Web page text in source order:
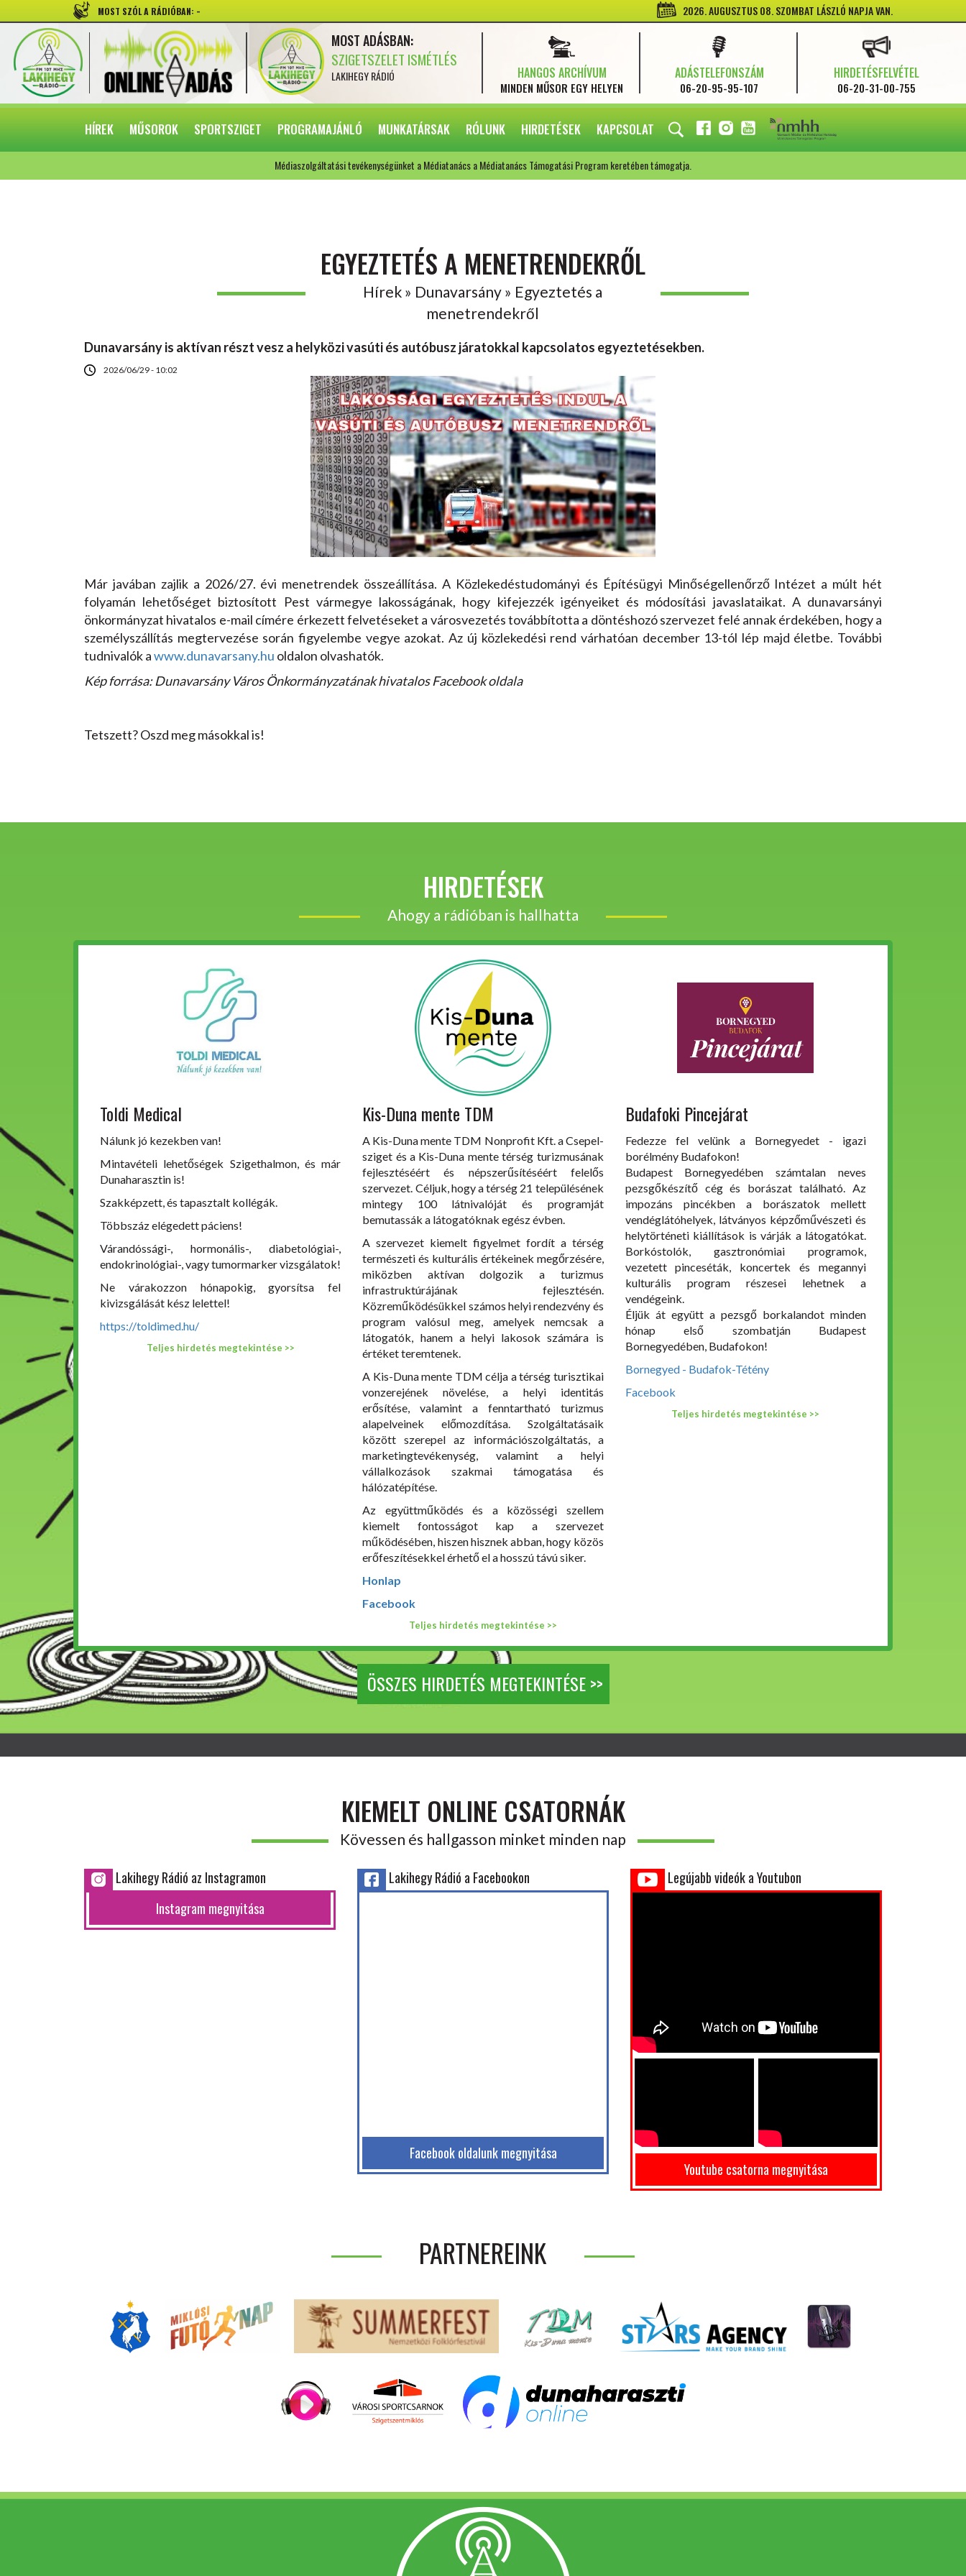
MOST SZÓL A RÁDIÓBAN: - 2026. AUGUSZTUS 08. SZOMBAT LÁSZLÓ NAPJA VAN.
MOST ADÁSBAN:
SZIGETSZELET ISMÉTLÉS
LAKIHEGY RÁDIÓ HANGOS ARCHÍVUM
MINDEN MŰSOR EGY HELYEN
ADÁSTELEFONSZÁM
06-20-95-95-107
HIRDETÉSFELVÉTEL
06-20-31-00-755
HÍREK MŰSOROK SPORTSZIGET PROGRAMAJÁNLÓ MUNKATÁRSAK RÓLUNK HIRDETÉSEK KAPCSOLAT FACEBOOK
INSTAGRAM
YOUTUBE
Médiaszolgáltatási tevékenységünket a Médiatanács a Médiatanács Támogatási Program keretében támogatja.
EGYEZTETÉS A MENETRENDEKRŐL
Hírek » Dunavarsány » Egyeztetés a
menetrendekről
Dunavarsány is aktívan részt vesz a helyközi vasúti és autóbusz járatokkal kapcsolatos egyeztetésekben.
2026/06/29 - 10:02
Már javában zajlik a 2026/27. évi menetrendek összeállítása. A Közlekedéstudományi és Építésügyi Minőségellenőrző Intézet a múlt hét
folyamán lehetőséget biztosított Pest vármegye lakosságának, hogy kifejezzék igényeiket és módosítási javaslataikat. A dunavarsányi
önkormányzat hivatalos e-mail címére érkezett felvetéseket a városvezetés továbbította a döntéshozó szervezet felé annak érdekében, hogy a
személyszállítás megtervezése során figyelembe vegye azokat. Az új közlekedési rend várhatóan december 13-tól lép majd életbe. További
tudnivalók awww.dunavarsany.hu oldalon olvashatók.
Kép forrása: Dunavarsány Város Önkormányzatának hivatalos Facebook oldala
Tetszett? Oszd meg másokkal is!
HIRDETÉSEK
Ahogy a rádióban is hallhatta
Toldi Medical
Nálunk jó kezekben van!
Mintavételi lehetőségek Szigethalmon, és már
Dunaharasztin is!
Szakképzett, és tapasztalt kollégák.
Többszáz elégedett páciens!
Várandóssági-, hormonális-, diabetológiai-,
endokrinológiai-, vagy tumormarker vizsgálatok!
Ne várakozzon hónapokig, gyorsítsa fel
kivizsgálását kész lelettel!
https://toldimed.hu/
Teljes hirdetés megtekintése >>
Kis-Duna mente TDM
A Kis-Duna mente TDM Nonprofit Kft. a Csepel-
sziget és a Kis-Duna mente térség turizmusának
fejlesztéséért és népszerűsítéséért felelős
szervezet. Céljuk, hogy a térség 21 településének
mintegy 100 látnivalóját és programját
bemutassák a látogatóknak egész évben.
A szervezet kiemelt figyelmet fordít a térség
természeti és kulturális értékeinek megőrzésére,
miközben aktívan dolgozik a turizmus
infrastruktúrájának fejlesztésén.
Közreműködésükkel számos helyi rendezvény és
program valósul meg, amelyek nemcsak a
látogatók, hanem a helyi lakosok számára is
értéket teremtenek.
A Kis-Duna mente TDM célja a térség turisztikai
vonzerejének növelése, a helyi identitás
erősítése, valamint a fenntartható turizmus
alapelveinek előmozdítása. Szolgáltatásaik
között szerepel az információszolgáltatás, a
marketingtevékenység, valamint a helyi
vállalkozások szakmai támogatása és
hálózatépítése.
Az együttműködés és a közösségi szellem
kiemelt fontosságot kap a szervezet
működésében, hiszen hisznek abban, hogy közös
erőfeszítésekkel érhető el a hosszú távú siker.
Honlap
Facebook
Teljes hirdetés megtekintése >>
Budafoki Pincejárat
Fedezze fel velünk a Bornegyedet - igazi
borélmény Budafokon!
Budapest Bornegyedében számtalan neves
pezsgőkészítő cég és borászat található. Az
impozáns pincékben a borászatok mellett
vendéglátóhelyek, látványos képzőművészeti és
helytörténeti kiállítások is várják a látogatókat.
Borkóstolók, gasztronómiai programok,
vezetett pinceséták, koncertek és megannyi
kulturális program részesei lehetnek a
vendégeink.
Éljük át együtt a pezsgő borkalandot minden
hónap első szombatján Budapest
Bornegyedében, Budafokon!
Bornegyed - Budafok-Tétény
Facebook
Teljes hirdetés megtekintése >>
ÖSSZES HIRDETÉS MEGTEKINTÉSE >>
KIEMELT ONLINE CSATORNÁK
Kövessen és hallgasson minket minden nap
Lakihegy Rádió az Instagramon
Instagram megnyitása
Lakihegy Rádió a Facebookon
Facebook oldalunk megnyitása
Legújabb videók a Youtubon
Youtube csatorna megnyitása
PARTNEREINK